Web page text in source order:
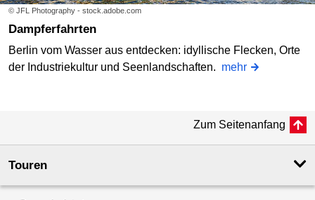
© JFL Photography - stock.adobe.com
Dampferfahrten
Berlin vom Wasser aus entdecken: idyllische Flecken, Orte
der Industriekultur und Seenlandschaften. mehr
Zum Seitenanfang
Touren